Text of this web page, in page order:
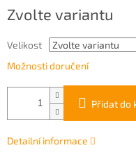
cena:
Zvolte variantu
Velikost
Možnosti doručení
Přidat do
Detailní informace